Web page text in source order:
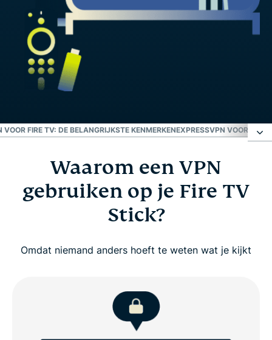
VOOR FIRE TV: DE BELANGRIJKSTE KENMERKENEXPRESSVPN VOOR
Waarom een VPN gebruiken op je Fire TV Stick?
ExpressVPN instellen op Amazon Fire TV Stick
Stick
Waar je op moet letten bij een VPN voor Fire TV
Waarom een VPN
gebruiken op je Fire TV
Stick?
Omdat niemand anders hoeft te weten wat je kijkt